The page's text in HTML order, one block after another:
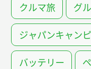
クルマ旅 グ
ジャパンキャン
バッテリー